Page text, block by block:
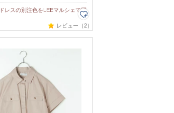
レスの別注色をLEEマルシェで買
レビュー（2）